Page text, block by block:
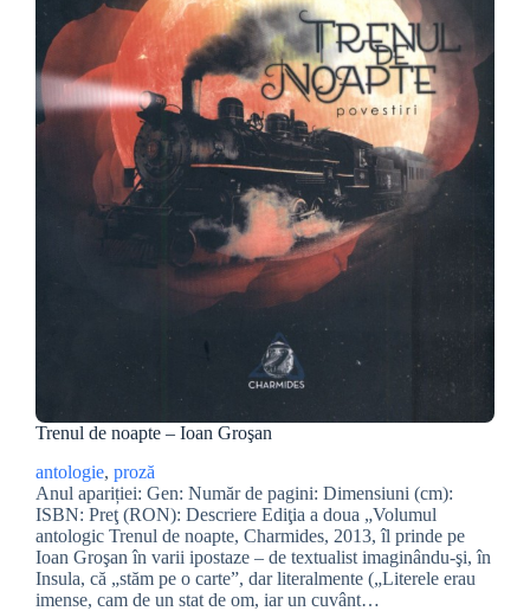
Trenul de noapte – Ioan Groşan
antologie, proză
Anul apariției: Gen: Număr de pagini: Dimensiuni (cm):
ISBN: Preţ (RON): Descriere Ediţia a doua „Volumul
antologic Trenul de noapte, Charmides, 2013, îl prinde pe
Ioan Groşan în varii ipostaze – de textualist imaginându-şi, în
Insula, că „stăm pe o carte”, dar literalmente („Literele erau
imense, cam de un stat de om, iar un cuvânt…